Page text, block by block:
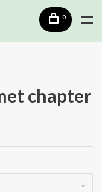
0
chapter